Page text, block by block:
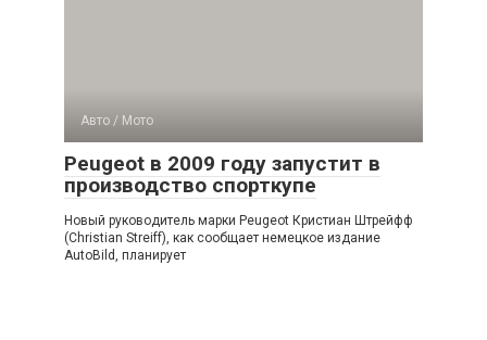
Авто / Мото
Peugeot в 2009 году запустит в
производство спорткупе
Новый руководитель марки Peugeot Кристиан Штрейфф
(Christian Streiff), как сообщает немецкое издание
AutoBild, планирует